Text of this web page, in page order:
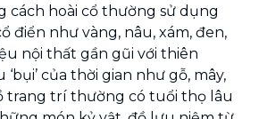
cách hoài cổ thường sử dụng
điển như vàng, nâu, xám, đen,
nội thất gần gũi với thiên
của thời gian như gỗ, mây,
trang trí thường có tuổi thọ lâu